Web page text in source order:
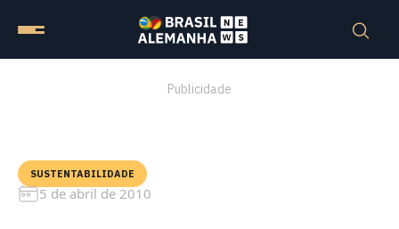
Publicidade
SUSTENTABILIDADE
5 de abril de 2010